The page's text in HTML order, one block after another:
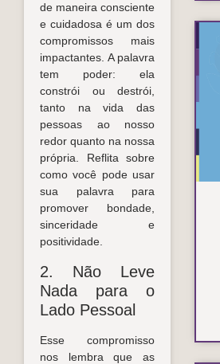
de maneira consciente
e cuidadosa é um dos
compromissos mais
impactantes. A palavra
tem poder: ela
constrói ou destrói,
tanto na vida das
pessoas ao nosso
redor quanto na nossa
própria. Reflita sobre
como você pode usar
sua palavra para
promover bondade,
sinceridade e
positividade.
2. Não Leve
Nada para o
Lado Pessoal
Esse compromisso
nos lembra que as